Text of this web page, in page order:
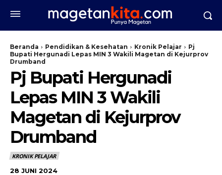
Beranda Pendidikan & Kesehatan Kronik Pelajar
Pj
Bupati Hergunadi Lepas MIN 3 Wakili Magetan di Kejurprov
Drumband
Pj Bupati Hergunadi
Lepas MIN 3 Wakili
Magetan di Kejurprov
Drumband
KRONIK PELAJAR
28 JUNI 2024